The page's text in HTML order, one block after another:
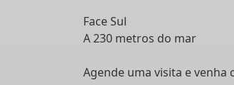
Face Sul
A 230 metros do mar
Agende uma visita e venha